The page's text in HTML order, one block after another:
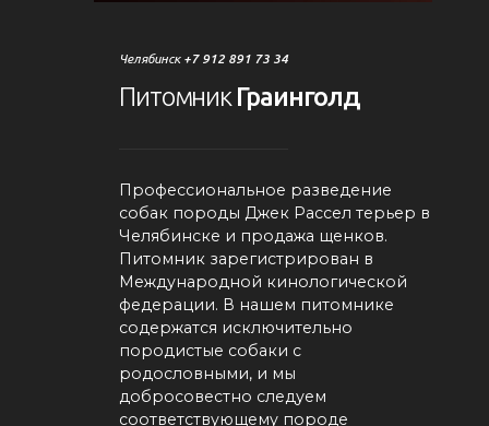
Челябинск +7 912 891 73 34
Питомник Граинголд
Профессиональное разведение
собак породы Джек Рассел терьер в
Челябинске и продажа щенков.
Питомник зарегистрирован в
Международной кинологической
федерации. В нашем питомнике
содержатся исключительно
породистые собаки с
родословными, и мы
добросовестно следуем
соответствующему породе